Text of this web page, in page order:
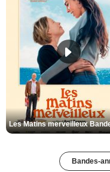
Bandes-